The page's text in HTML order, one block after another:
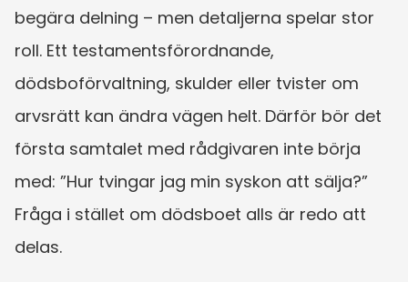
begära delning – men detaljerna spelar stor
roll. Ett testamentsförordnande,
dödsboförvaltning, skulder eller tvister om
arvsrätt kan ändra vägen helt. Därför bör det
första samtalet med rådgivaren inte börja
med: ”Hur tvingar jag min syskon att sälja?”
Fråga i stället om dödsboet alls är redo att
delas.